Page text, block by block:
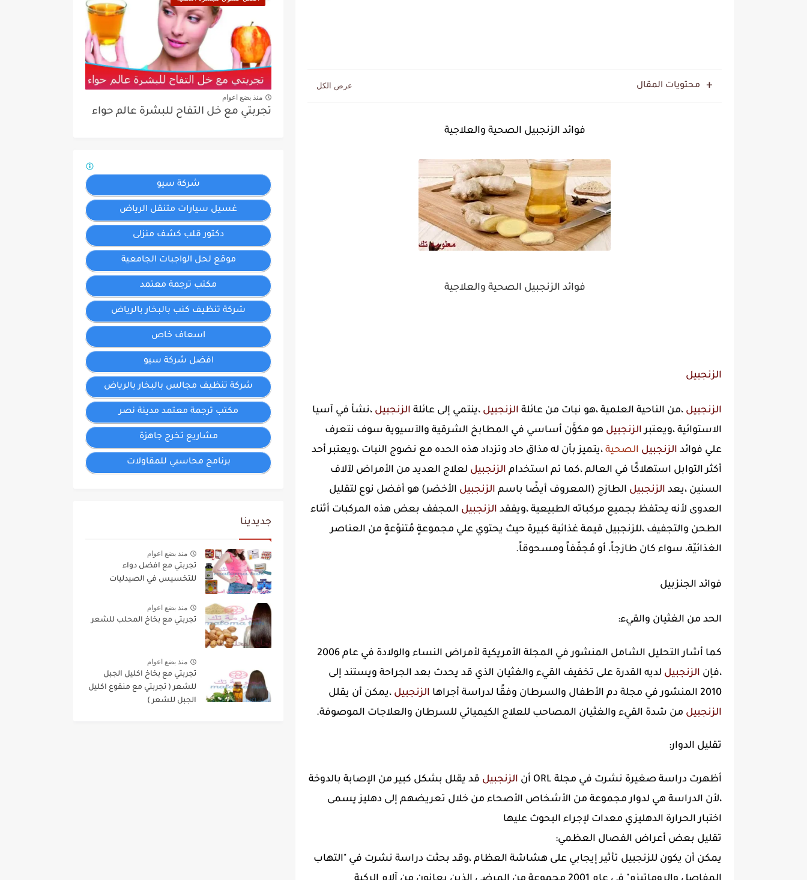
محتويات المقال
فوائد الزنجبيل الصحية والعلاجية
فوائد الزنجبيل الصحية والعلاجية
الزنجبيل
الزنجبيل ،من الناحية العلمية ،هو نبات من عائلة الزنجبيل ،ينتمي إلى عائلة الزنجبيل ،نشأ في آسيا
الاستوائية ،ويعتبرالزنجبيل هو مكوَّن أساسي في المطابخ الشرقية والآسيوية سوف نتعرف
علي فوائد الزنجبيل الصحية ،يتميز بأن له مذاق حاد وتزداد هذه الحده مع نضوج النبات ،ويعتبر أحد
أكثر التوابل استهلاكًا في العالم ،كما تم استخدام الزنجبيل لعلاج العديد من الأمراض لآلاف
السنين ،يعد الزنجبيل الطازج (المعروف أيضًا باسم الزنجبيل الأخضر) هو أفضل نوع لتقليل
العدوى لأنه يحتفظ بجميع مركباته الطبيعية ،ويفقد الزنجبيل المجفف بعض هذه المركبات أثناء
الطحن والتجفيف ،للزنجبيل قيمة غذائية كبيرة حيث يحتوي علي مجموعةٍ مُتنوّعةٍ من العناصر
الغذائيّة، سواء كان طازجاً، أو مُجفّفاً ومسحوقاً.
فوائد الجنزبيل
الحد من الغثيان والقيء:
كما أشار التحليل الشامل المنشور في المجلة الأمريكية لأمراض النساء والولادة في عام 2006
،فإن الزنجبيل لديه القدرة على تخفيف القيء والغثيان الذي قد يحدث بعد الجراحة ويستند إلى
2010 المنشور في مجلة دم الأطفال والسرطان وفقًا لدراسة أجراها
الزنجبيل ،يمكن أن يقلل
الزنجبيل من شدة القيء والغثيان المصاحب للعلاج الكيميائي للسرطان والعلاجات الموصوفة.
تقليل الدوار:
أظهرت دراسة صغيرة نشرت في مجلة ORL أن الزنجبيل قد يقلل بشكل كبير من الإصابة بالدوخة
،لأن الدراسة هي لدوار مجموعة من الأشخاص الأصحاء من خلال تعريضهم إلى دهليز يسمى
اختبار الحرارة الدهليزي معدات لإجراء البحوث عليها
تقليل بعض أعراض الفصال العظمي:
يمكن أن يكون للزنجبيل تأثير إيجابي على هشاشة العظام ،وقد بحثت دراسة نشرت في "التهاب
منذ بضع اعوام
تجربتي مع خل التفاح للبشرة عالم حواء
شركة سيو
غسيل سيارات متنقل الرياض
دكتور قلب كشف منزلى
موقع لحل الواجبات الجامعية
مكتب ترجمة معتمد
شركة تنظيف كنب بالبخار بالرياض
اسعاف خاص
افضل شركة سيو
شركة تنظيف مجالس بالبخار بالرياض
مكتب ترجمة معتمد مدينة نصر
مشاريع تخرج جاهزة
برنامج محاسبي للمقاولات
جديدينا
منذ بضع اعوام
تجربتي مع افضل دواء
للتخسيس في الصيدليات
منذ بضع اعوام
تجربتي مع بخاخ المحلب للشعر
منذ بضع اعوام
تجربتي مع بخاخ اكليل الجبل
للشعر ( تجربتي مع منقوع اكليل
الجبل للشعر )